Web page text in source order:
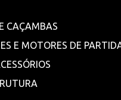
CAÇAMBAS
E MOTORES DE